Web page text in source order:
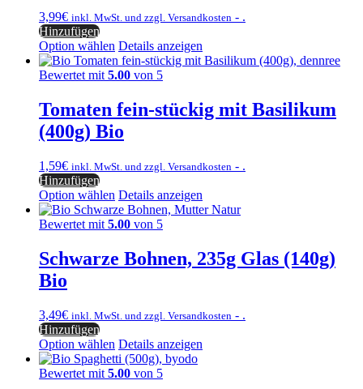
3,99€ inkl. MwSt. und zzgl. Versandkosten - .
Hinzufügen
Option wählen Details anzeigen
Bewertet mit 5.00 von 5
Tomaten fein-stückig mit Basilikum
(400g) Bio
1,59€ inkl. MwSt. und zzgl. Versandkosten - .
Hinzufügen
Option wählen Details anzeigen
Bewertet mit 5.00 von 5
Schwarze Bohnen, 235g Glas (140g)
Bio
3,49€ inkl. MwSt. und zzgl. Versandkosten - .
Hinzufügen
Option wählen Details anzeigen
Bewertet mit 5.00 von 5